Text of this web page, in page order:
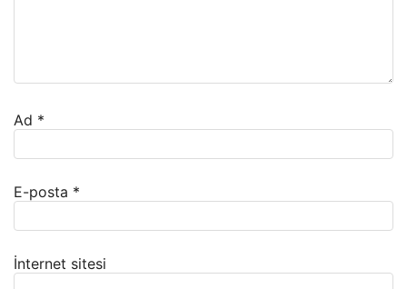
Ad *
E-posta *
İnternet sitesi